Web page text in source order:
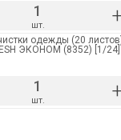
шт.
одежды (20
ЭКОНОМ (8352) [1/24]
шт.